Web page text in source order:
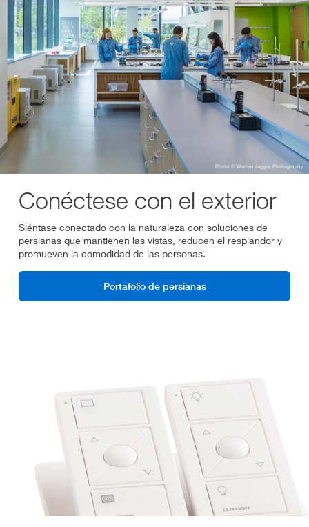
Conéctese con el exterior
Siéntase conectado con la naturaleza con soluciones de
persianas que mantienen las vistas, reducen el resplandor y
promueven la comodidad de las personas.
Portafolio de persianas